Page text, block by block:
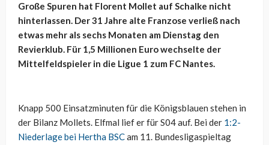
Große Spuren hat Florent Mollet auf Schalke nicht
hinterlassen. Der 31 Jahre alte Franzose verließ nach
etwas mehr als sechs Monaten am Dienstag den
Revierklub. Für 1,5 Millionen Euro wechselte der
Mittelfeldspieler in die Ligue 1 zum FC Nantes.
Knapp 500 Einsatzminuten für die Königsblauen stehen in
der Bilanz Mollets. Elfmal lief er für S04 auf. Bei der 1:2-
Niederlage bei Hertha BSCam 11. Bundesligaspieltag